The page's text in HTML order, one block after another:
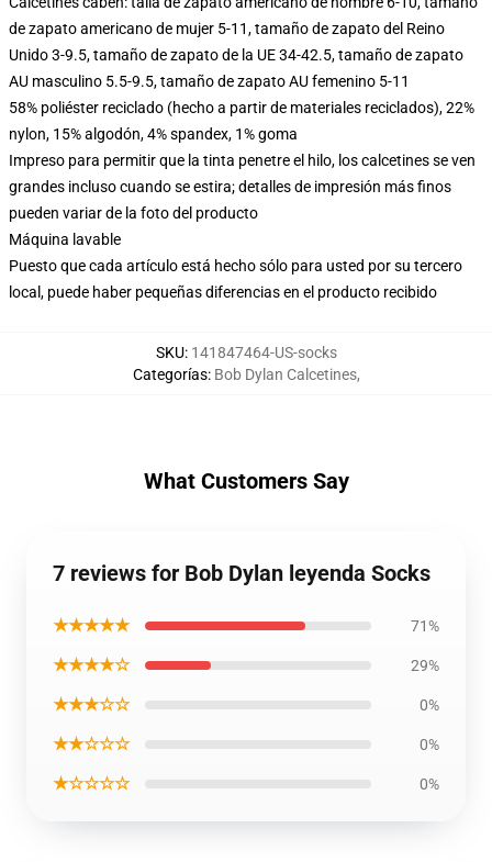
de zapato americano de mujer 5-11, tamaño de zapato del Reino
Unido 3-9.5, tamaño de zapato de la UE 34-42.5, tamaño de zapato
AU masculino 5.5-9.5, tamaño de zapato AU femenino 5-11
58% poliéster reciclado (hecho a partir de materiales reciclados), 22%
nylon, 15% algodón, 4% spandex, 1% goma
Impreso para permitir que la tinta penetre el hilo, los calcetines se ven
grandes incluso cuando se estira; detalles de impresión más finos
pueden variar de la foto del producto
Máquina lavable
Puesto que cada artículo está hecho sólo para usted por su tercero
local, puede haber pequeñas diferencias en el producto recibido
SKU: 141847464-US-socks
Categorías: Bob Dylan Calcetines,
What Customers Say
7 reviews for Bob Dylan leyenda Socks
★★★★★ 71%
★★★★☆ 29%
★★★☆☆ 0%
★★☆☆☆ 0%
★☆☆☆☆ 0%